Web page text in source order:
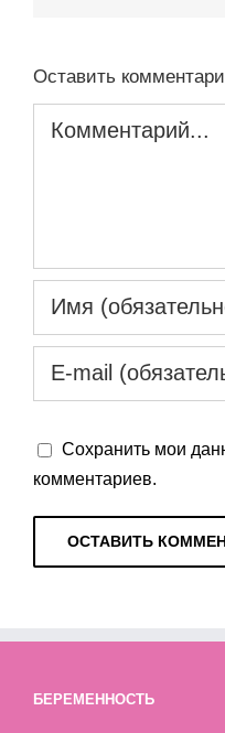
Оставить
Сохранить мои
комментариев.
БЕРЕМЕННОСТЬ